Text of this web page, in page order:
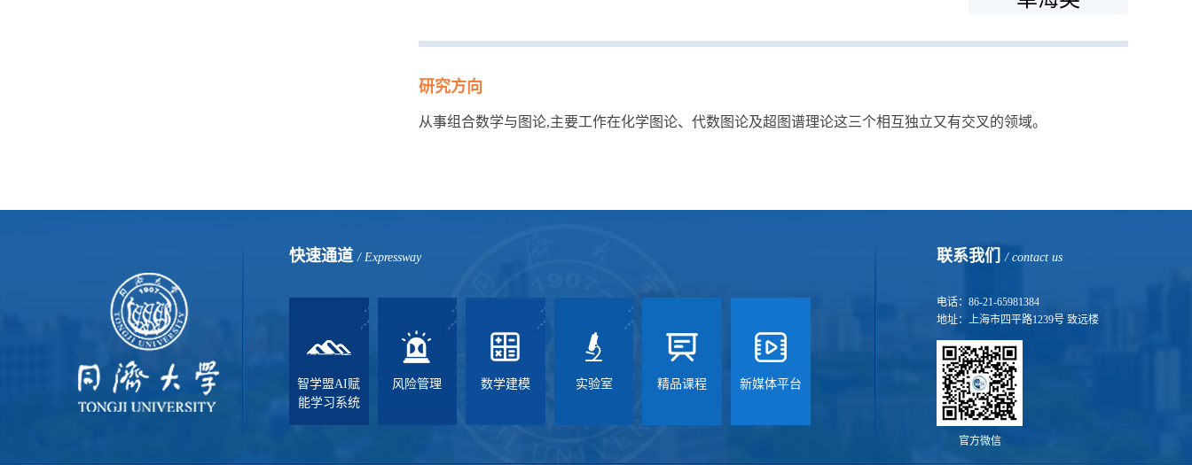
研究方向
从事组合数学与图论,主要工作在化学图论、代数图论及超图谱理论这三个相互独立又有交叉的领域。
快速通道/ Expressway
智学盟AI赋
能学习系统
风险管理 数学建模 实验室 精品课程 新媒体平台
联系我们/ contact us
电话：86-21-65981384
地址：上海市四平路1239号 致远楼
官方微信